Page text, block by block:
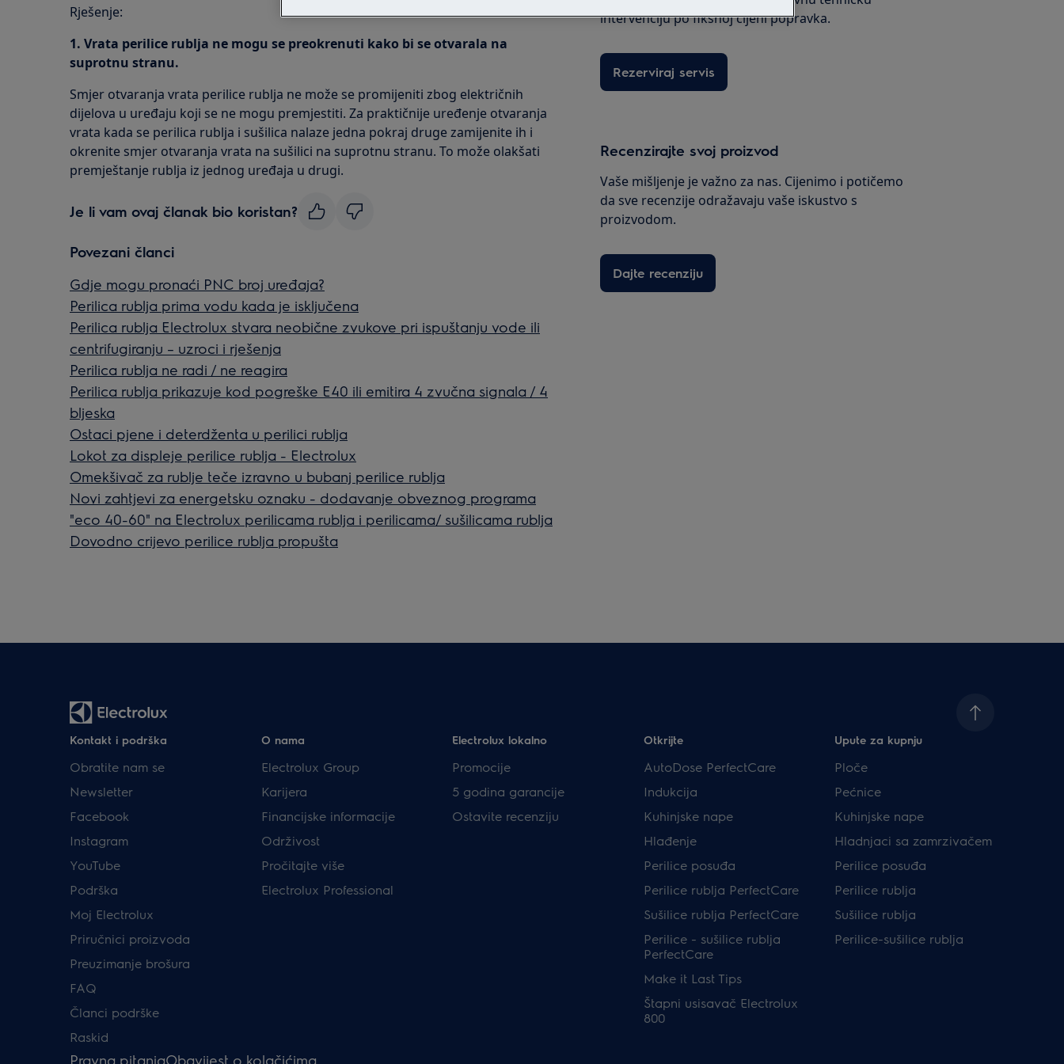
Rješenje:
1. Vrata perilice rublja ne mogu se preokrenuti kako bi se otvarala na
suprotnu stranu.
Smjer otvaranja vrata perilice rublja ne može se promijeniti zbog električnih
dijelova u uređaju koji se ne mogu premjestiti. Za praktičnije uređenje otvaranja
vrata kada se perilica rublja i sušilica nalaze jedna pokraj druge zamijenite ih i
okrenite smjer otvaranja vrata na sušilici na suprotnu stranu. To može olakšati
premještanje rublja iz jednog uređaja u drugi.
Je li vam ovaj članak bio koristan?
Povezani članci
Gdje mogu pronaći PNC broj uređaja?
Perilica rublja prima vodu kada je isključena
Perilica rublja Electrolux stvara neobične zvukove pri ispuštanju vode ili
centrifugiranju – uzroci i rješenja
Perilica rublja ne radi / ne reagira
Perilica rublja prikazuje kod pogreške E40 ili emitira 4 zvučna signala / 4
bljeska
Ostaci pjene i deterdženta u perilici rublja
Lokot za displeje perilice rublja - Electrolux
Omekšivač za rublje teče izravno u bubanj perilice rublja
Novi zahtjevi za energetsku oznaku - dodavanje obveznog programa
"eco 40-60" na Electrolux perilicama rublja i perilicama/ sušilicama rublja
Dovodno crijevo perilice rublja propušta
intervenciju po fiksnoj cijeni popravka.
Rezerviraj servis
Recenzirajte svoj proizvod
Vaše mišljenje je važno za nas. Cijenimo i potičemo
da sve recenzije odražavaju vaše iskustvo s
proizvodom.
Dajte recenziju
Kontakt i podrška
Obratite nam se
Newsletter
Facebook
Instagram
YouTube
Podrška
Moj Electrolux
Priručnici proizvoda
Preuzimanje brošura
FAQ
Članci podrške
Raskid
O nama
Electrolux Group
Karijera
Financijske informacije
Održivost
Pročitajte više
Electrolux Professional
Electrolux lokalno
Promocije
5 godina garancije
Ostavite recenziju
Otkrijte
AutoDose PerfectCare
Indukcija
Kuhinjske nape
Hlađenje
Perilice posuđa
Perilice rublja PerfectCare
Sušilice rublja PerfectCare
Perilice - sušilice rublja
PerfectCare
Make it Last Tips
Štapni usisavač Electrolux
800
Upute za kupnju
Ploče
Pećnice
Kuhinjske nape
Hladnjaci sa zamrzivačem
Perilice posuđa
Perilice rublja
Sušilice rublja
Perilice-sušilice rublja
Pravna pitanjaObavijest o kolačićima